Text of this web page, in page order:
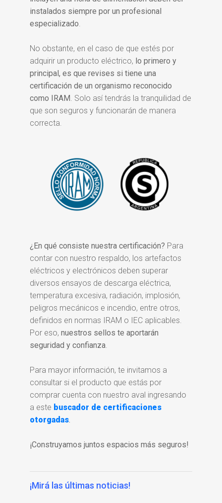
instalados siempre por un profesional
especializado
No obstante, en el caso de que estés por
adquirir un producto eléctrico, lo primero y
principal, es que revises si tiene una
certificación de un organismo reconocido
como IRAM . Solo así tendrás la tranquilidad de
que son seguros y funcionarán de manera
correcta.
¿En qué consiste nuestra certificación? Para
contar con nuestro respaldo, los artefactos
eléctricos y electrónicos deben superar
diversos ensayos de descarga eléctrica,
temperatura excesiva, radiación, implosión,
peligros mecánicos e incendio, entre otros,
definidos en normas IRAM o IEC aplicables.
Por eso, nuestros sellos te aportarán
seguridad y confianza.
Para mayor información, te invitamos a
consultar si el producto que estás por
comprar cuenta con nuestro aval ingresando
a este buscador de certificaciones
otorgadas.
¡Construyamos juntos espacios más seguros!
¡Mirá las últimas noticias!